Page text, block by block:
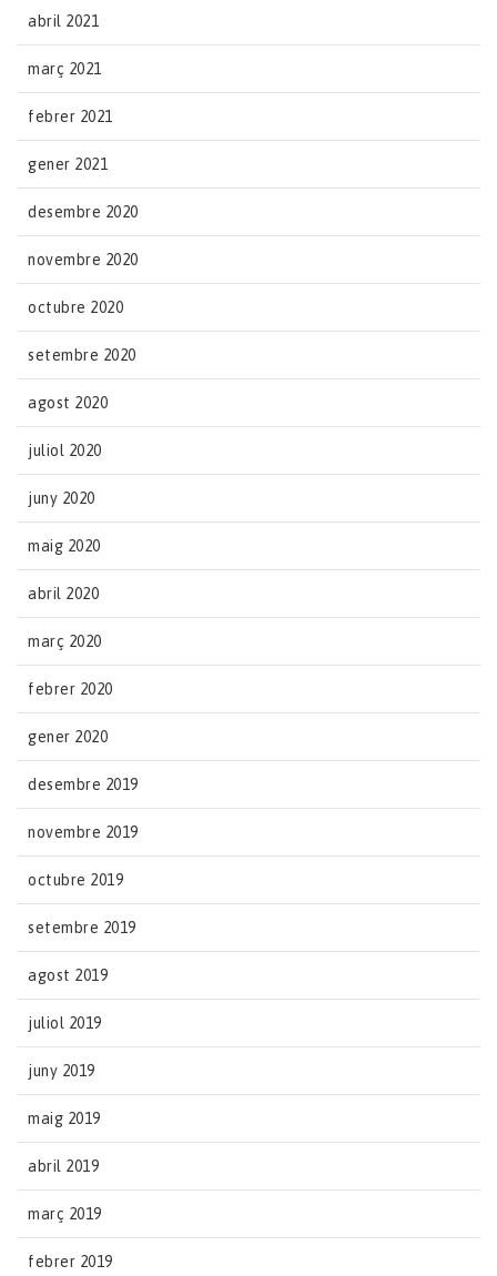
abril 2021
març 2021
febrer 2021
gener 2021
desembre 2020
novembre 2020
octubre 2020
setembre 2020
agost 2020
juliol 2020
juny 2020
maig 2020
abril 2020
març 2020
febrer 2020
gener 2020
desembre 2019
novembre 2019
octubre 2019
setembre 2019
agost 2019
juliol 2019
juny 2019
maig 2019
abril 2019
març 2019
febrer 2019